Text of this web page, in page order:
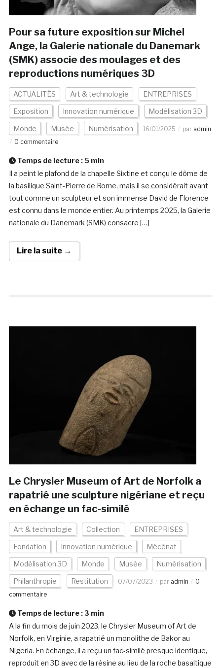
Pour sa future exposition sur Michel
Ange, la Galerie nationale du Danemark
(SMK) associe des moulages et des
reproductions numériques 3D
ACTUALITÉS Art & technologie ENTREPRISES
Exposition Innovation numérique Modélisation 3D
Monde Musée Numérisation 16/01/2025 par admin
0 commentaire
Temps de lecture : 5 min
Il a peint le plafond de la chapelle Sixtine et conçu le dôme de
la basilique Saint-Pierre de Rome, mais il se considérait avant
tout comme un sculpteur et son immense David de Florence
est connu dans le monde entier. Au printemps 2025, la Galerie
nationale du Danemark (SMK) consacre […]
Lire la suite →
Le Chrysler Museum of Art de Norfolk a
rapatrié une sculpture nigériane et reçu
en échange un fac-similé
Art & technologie Collection ENTREPRISES
Fondation Innovation numérique Mécénat
Modélisation 3D Monde Musée Numérisation
Philanthropie Restitution 07/07/2023 par admin
0
commentaire
Temps de lecture : 3 min
A la fin du mois de juin 2023, le Chrysler Museum of Art de
Norfolk, en Virginie, a rapatrié un monolithe de Bakor au
Nigeria. En échange, il a reçu un fac-similé presque identique,
reproduit en 3D avec de la résine au lieu de la roche basaltique